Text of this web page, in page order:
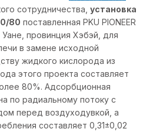
сотрудничества, установка
80 поставленная PKU PIONEER
Уане, провинция Хэбэй, для
в замене исходной
жидкого кислорода из
этого проекта составляет
80%. Адсорбционная
по радиальному потоку с
перед воздуходувкой, а
составляет 0,31±0,02